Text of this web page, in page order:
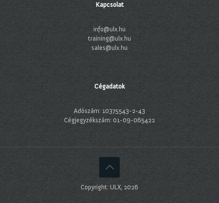
Kapcsolat
info@ulx.hu
training@ulx.hu
sales@ulx.hu
Cégadatok
Adószám: 10375543-2-43
Cégjegyzékszám: 01-09-065422
Copyright: ULX, 2026